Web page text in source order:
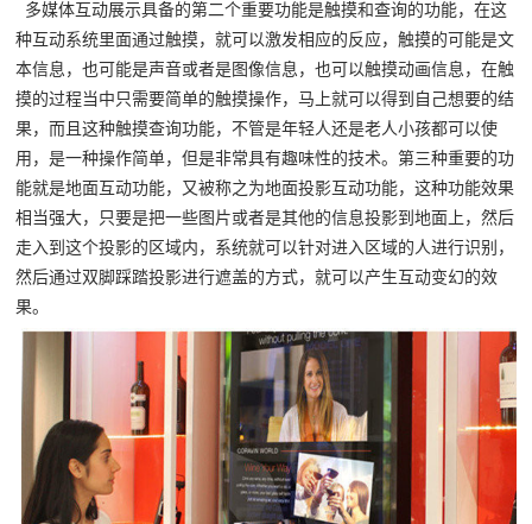
多媒体互动展示具备的第二个重要功能是触摸和查询的功能，在这
种互动系统里面通过触摸，就可以激发相应的反应，触摸的可能是文
本信息，也可能是声音或者是图像信息，也可以触摸动画信息，在触
摸的过程当中只需要简单的触摸操作，马上就可以得到自己想要的结
果，而且这种触摸查询功能，不管是年轻人还是老人小孩都可以使
用，是一种操作简单，但是非常具有趣味性的技术。第三种重要的功
能就是地面互动功能，又被称之为地面投影互动功能，这种功能效果
相当强大，只要是把一些图片或者是其他的信息投影到地面上，然后
走入到这个投影的区域内，系统就可以针对进入区域的人进行识别，
然后通过双脚踩踏投影进行遮盖的方式，就可以产生互动变幻的效
果。